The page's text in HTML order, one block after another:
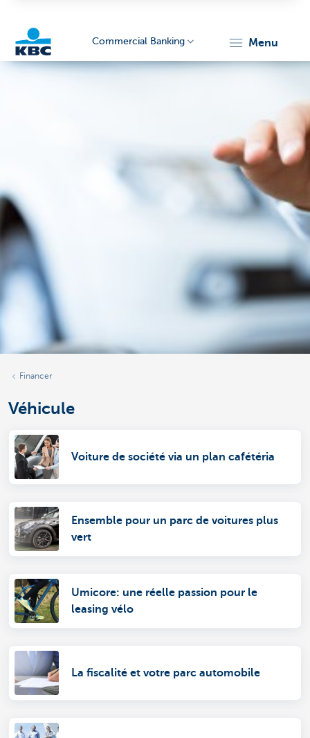
Corporate
Commercial Banking menu
Financer
Véhicule
Voiture de société via un plan cafétéria
Ensemble pour un parc de voitures plus
vert
Umicore: une réelle passion pour le
leasing vélo
La fiscalité et votre parc automobile